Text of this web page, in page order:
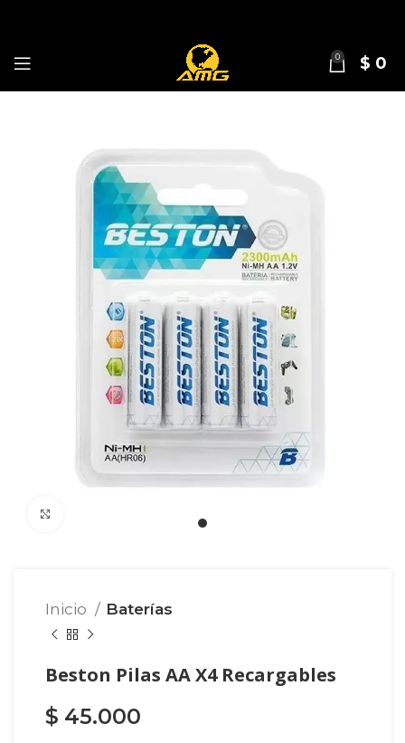
0 $ 0
Inicio Baterías
Beston Pilas AA X4 Recargables
$ 45.000